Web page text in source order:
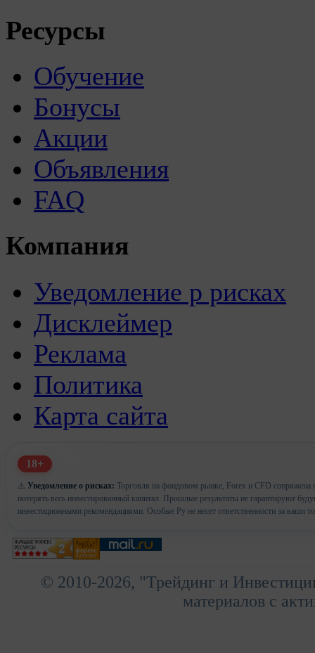
Ресурсы
Обучение
Бонусы
Акции
Объявления
FAQ
Компания
Уведомление р рисках
Дисклеймер
Реклама
Политика
Карта сайта
18+
⚠️ Уведомление о рисках: Торговля на фондовом рынке, Forex и CFD сопряжена
потерять весь инвестированный капитал. Прошлые результаты не гарантируют
инвестиционными рекомендациями. Особые Ру не несет ответственности за ваши
© 2010-2026, "Трейдинг и
материалов с